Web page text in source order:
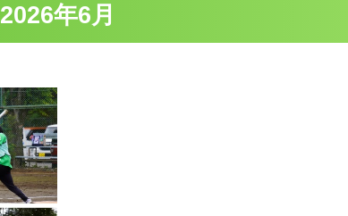
2026年6月